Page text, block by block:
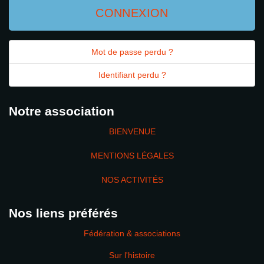
CONNEXION
Mot de passe perdu ?
Identifiant perdu ?
Notre association
BIENVENUE
MENTIONS LÉGALES
NOS ACTIVITÉS
Nos liens préférés
Fédération & associations
Sur l'histoire